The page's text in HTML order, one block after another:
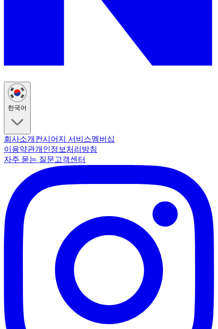
한국어
회사소개 컨시어지 서비스멤버십
이용약관개인정보처리방침
자주 묻는 질문고객센터